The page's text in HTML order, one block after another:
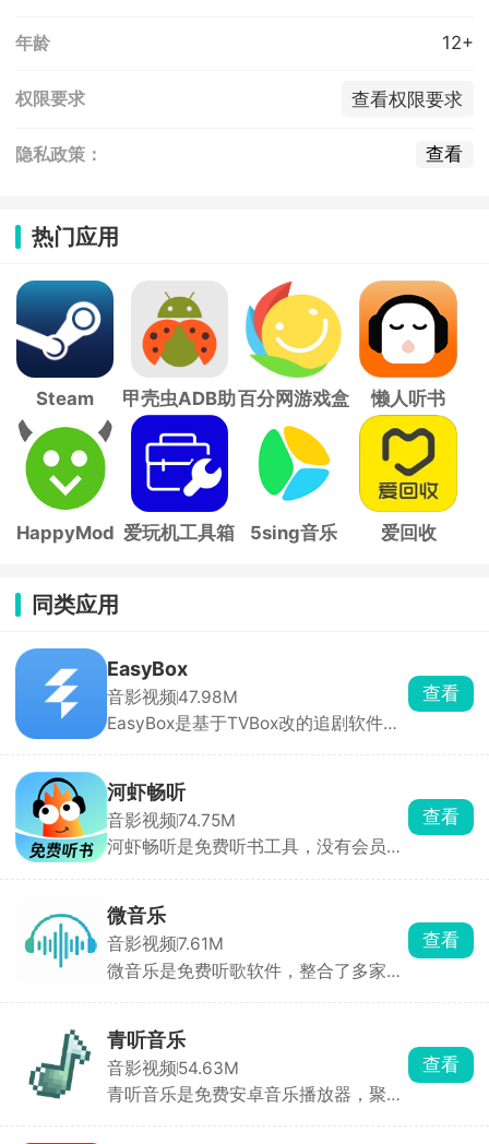
年龄 12+
权限要求 查看权限要求
隐私政策： 查看
热门应用
Steam
甲壳虫ADB助
手
百分网游戏盒
子
懒人听书
HappyMod 爱玩机工具箱 5sing音乐 爱回收
同类应用
EasyBox
音影视频47.98M
EasyBox是基于TVBox改的追剧软件，
线路超方便，高清蓝光随便看，还能投
屏、离线下载。找剧快、更新及时，追
剧党必备。
查看
河虾畅听
音影视频74.75M
河虾畅听是免费听书工具，没有会员充
都能随便听。还能听书、签到做任务攒
现金红包，小额就能提现。开车、通
勤、睡前闭眼听书两不误。
查看
微音乐
音影视频7.61M
微音乐是免费听歌软件，整合了多家音
手机。自带榜单和智能推荐，不愁找不
到新歌。可以自建歌单，也能导入别处
歌单，日常通勤、睡前听歌用它很合
适。
查看
青听音乐
音影视频54.63M
青听音乐是免费安卓音乐播放器，聚合
查看